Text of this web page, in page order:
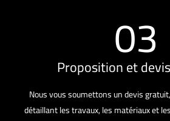
03
Proposition et
Nous vous soumettons un devis
détaillant les travaux, les matériaux et